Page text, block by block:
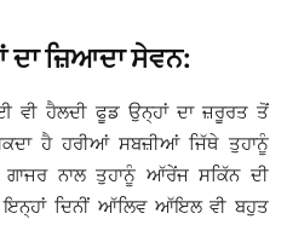
ਜ਼ਿਆਦਾ ਸੇਵਨ:
ਵੀ ਹੈਲਦੀ ਫੂਡ ਉਨ੍ਹਾਂ ਦਾ ਜ਼ਰੂਰਤ ਤੋਂ
ਹੈ ਹਰੀਆਂ ਸਬਜ਼ੀਆਂ ਜਿੱਥੇ ਤੁਹਾਨੂੰ
ਨਾਲ ਤੁਹਾਨੂੰ ਆੱਰੇਂਜ ਸਕਿੱਨ ਦੀ
ਦਿਨੀਂ ਆੱਲਿਵ ਆੱਇਲ ਵੀ ਬਹੁਤ